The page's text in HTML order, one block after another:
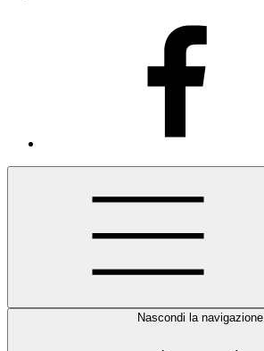
Nascondi la navigazione